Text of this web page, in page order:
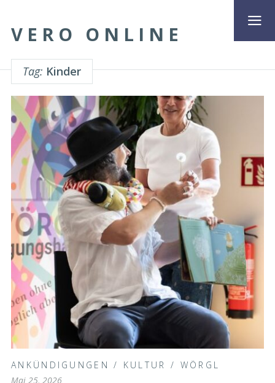
VERO ONLINE
Tag: Kinder
ANKÜNDIGUNGEN / KULTUR / WÖRGL
Mai 25, 2026